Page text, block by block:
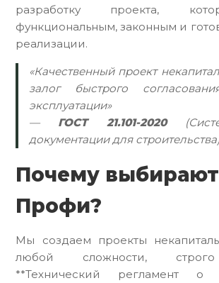
разработку проекта,
функциональным, законным и
реализации.
«Качественный проект
залог быстрого
эксплуатации»
— ГОСТ 21.101-2020
документации для
Почему
Профи?
Мы создаем проекты
любой сложности,
**Технический регламент о